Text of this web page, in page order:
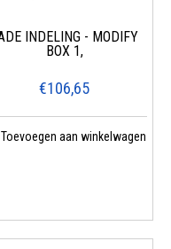
INDELING - MODIFY
BOX 1,
€106,65
Toevoegen aan winkelwagen